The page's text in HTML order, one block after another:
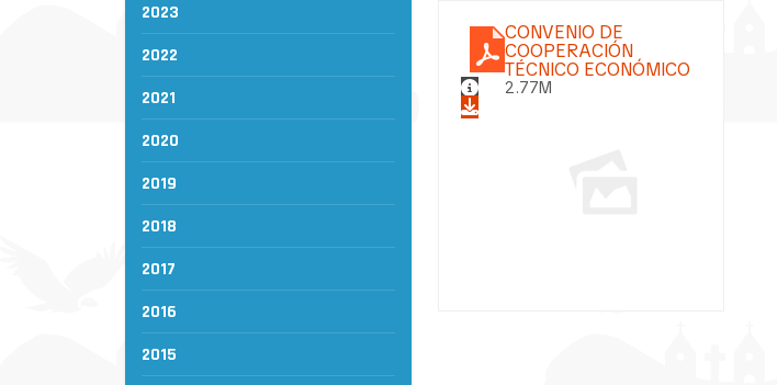
2023
2022
2021
2020
2019
2018
2017
2016
2015
CONVENIO DE
COOPERACIÓN
TÉCNICO ECONÓMICO
2.77M